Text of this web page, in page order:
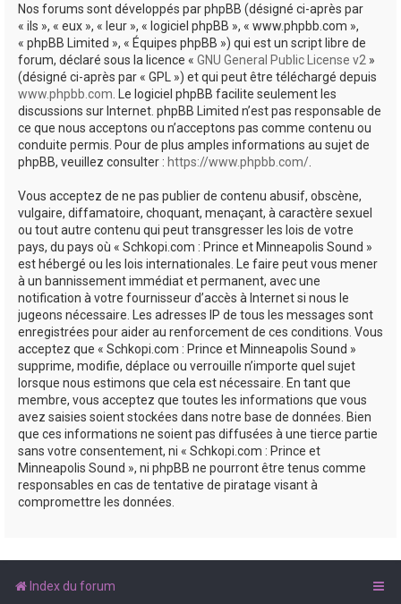
Nos forums sont développés par phpBB (désigné ci-après par
« ils », « eux », « leur », « logiciel phpBB », « www.phpbb.com »,
« phpBB Limited », « Équipes phpBB ») qui est un script libre de
forum, déclaré sous la licence « GNU General Public License v2 »
(désigné ci-après par « GPL ») et qui peut être téléchargé depuis
www.phpbb.com . Le logiciel phpBB facilite seulement les
discussions sur Internet. phpBB Limited n’est pas responsable de
ce que nous acceptons ou n’acceptons pas comme contenu ou
conduite permis. Pour de plus amples informations au sujet de
phpBB, veuillez consulter : https://www.phpbb.com/
Vous acceptez de ne pas publier de contenu abusif, obscène,
vulgaire, diffamatoire, choquant, menaçant, à caractère sexuel
ou tout autre contenu qui peut transgresser les lois de votre
pays, du pays où « Schkopi.com : Prince et Minneapolis Sound »
est hébergé ou les lois internationales. Le faire peut vous mener
à un bannissement immédiat et permanent, avec une
notification à votre fournisseur d’accès à Internet si nous le
jugeons nécessaire. Les adresses IP de tous les messages sont
enregistrées pour aider au renforcement de ces conditions. Vous
acceptez que « Schkopi.com : Prince et Minneapolis Sound »
supprime, modifie, déplace ou verrouille n’importe quel sujet
lorsque nous estimons que cela est nécessaire. En tant que
membre, vous acceptez que toutes les informations que vous
avez saisies soient stockées dans notre base de données. Bien
que ces informations ne soient pas diffusées à une tierce partie
sans votre consentement, ni « Schkopi.com : Prince et
Minneapolis Sound », ni phpBB ne pourront être tenus comme
responsables en cas de tentative de piratage visant à
compromettre les données.
Index du forum